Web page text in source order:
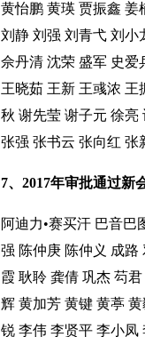
黄怡鹏 黄瑛 贾振鑫 姜
刘静 刘强 刘青弋 刘小
佘丹清 沈荣 盛军 史爱
王晓茹 王新 王彧浓 王
秋 谢先莹 谢子元 徐亮
张强 张书云 张向红 张
7、2017年审批通过新
阿迪力•赛买汗 巴音巴
强 陈仲庚 陈仲义 成路
霞 耿聆 龚倩 巩杰 芶君
辉 黄加芳 黄键 黄葶 黄
锐 李伟 李贤平 李小凤